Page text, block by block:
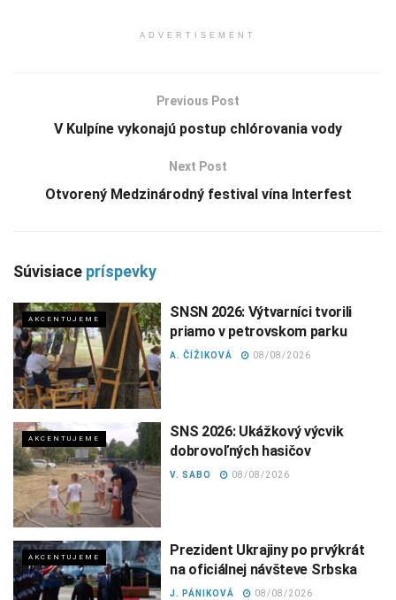
ADVERTISEMENT
Previous Post
V Kulpíne vykonajú postup chlórovania vody
Next Post
Otvorený Medzinárodný festival vína Interfest
Súvisiace príspevky
AKCENTUJEME
SNSN 2026: Výtvarníci tvorili
priamo v petrovskom parku
A. ČÍŽIKOVÁ 08/08/2026
AKCENTUJEME
SNS 2026: Ukážkový výcvik
dobrovoľných hasičov
V. SABO 08/08/2026
AKCENTUJEME
Prezident Ukrajiny po prvýkrát
na oficiálnej návšteve Srbska
J. PÁNIKOVÁ 08/08/2026